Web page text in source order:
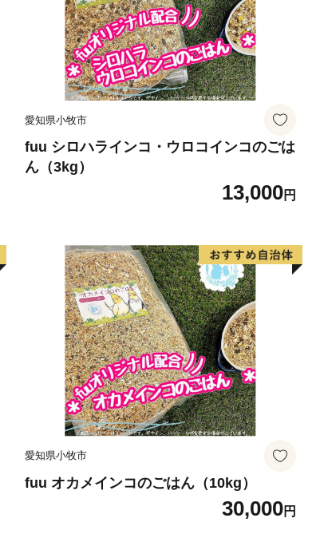
愛知県小牧市
fuu シロハラインコ・ウロコインコのごは
ん（3kg）
13,000円
愛知県小牧市
fuu オカメインコのごはん（10kg）
30,000円